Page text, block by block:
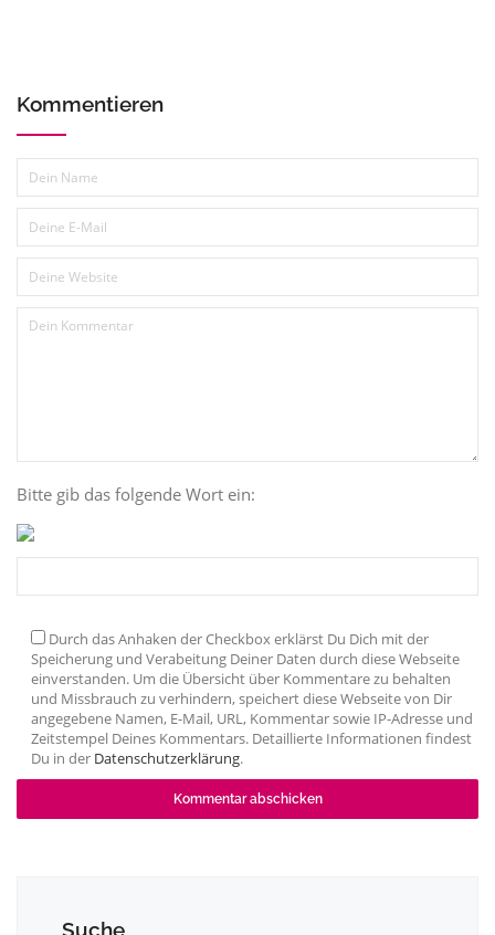
Kommentieren
Bitte gib das folgende Wort ein:
Durch das Anhaken der Checkbox erklärst Du Dich mit der
Speicherung und Verabeitung Deiner Daten durch diese Webseite
einverstanden. Um die Übersicht über Kommentare zu behalten
und Missbrauch zu verhindern, speichert diese Webseite von Dir
angegebene Namen, E-Mail, URL, Kommentar sowie IP-Adresse und
Zeitstempel Deines Kommentars. Detaillierte Informationen findest
Du in der Datenschutzerklärung.
Suche